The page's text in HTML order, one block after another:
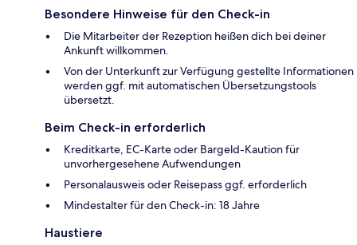
Besondere Hinweise für den Check-in
Die Mitarbeiter der Rezeption heißen dich bei deiner
Ankunft willkommen.
Von der Unterkunft zur Verfügung gestellte Informationen
werden ggf. mit automatischen Übersetzungstools
übersetzt.
Beim Check-in erforderlich
Kreditkarte, EC-Karte oder Bargeld-Kaution für
unvorhergesehene Aufwendungen
Personalausweis oder Reisepass ggf. erforderlich
Mindestalter für den Check-in: 18 Jahre
Haustiere